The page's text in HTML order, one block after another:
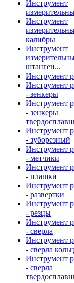
Инструмент
Инструмент
калибры
Инструмент
штанген...
Инструмент
Инструмент
- зенкеры
Инструмент
- зенкеры
Инструмент
- зуборезный
Инструмент
- метчики
Инструмент
- плашки
Инструмент
- развертки
Инструмент
- резцы
Инструмент
- сверла
Инструмент
- сверла
Инструмент
- сверла